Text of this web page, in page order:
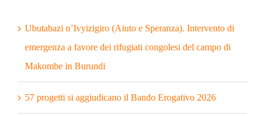
Ubutabazi n’Ivyizigiro (Aiuto e Speranza). Intervento di
emergenza a favore dei rifugiati congolesi del campo di
Makombe in Burundi
57 progetti si aggiudicano il Bando Erogativo 2026